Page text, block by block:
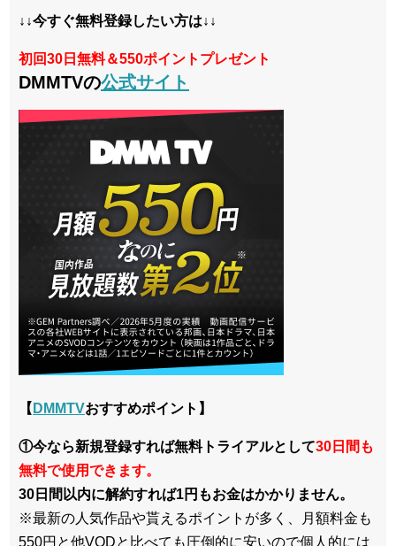
↓↓今すぐ無料登録したい方は↓↓
初回30日無料＆550ポイントプレゼント
DMMTVの公式サイト
【 DMMTVおすすめポイント】
①今なら新規登録すれば無料トライアルとして30日間も
無料で使用できます。
30日間以内に解約すれば1円もお金はかかりません。
※最新の人気作品や貰えるポイントが多く、月額料金も
550円と他VODと比べても圧倒的に安いので個人的には